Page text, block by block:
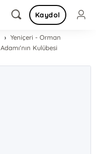
Kaydol
Yeniçeri - Orman
Adamı'nın Kulübesi